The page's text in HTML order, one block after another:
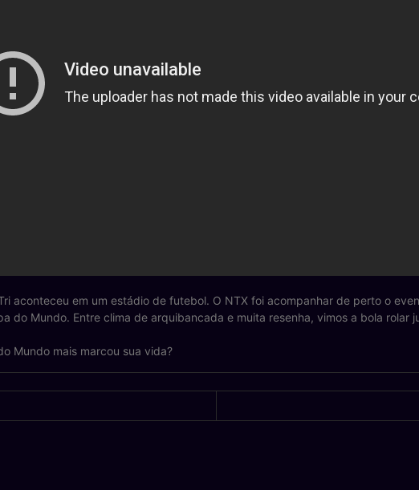
aconteceu em um estádio de futebol. O NTX foi acompanhar de perto o
do Mundo. Entre clima de arquibancada e muita resenha, vimos a bola rolar
Mundo mais marcou sua vida?